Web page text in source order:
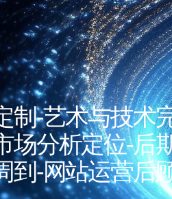
制-艺术与技术
场分析定位-后
到-网站运营后